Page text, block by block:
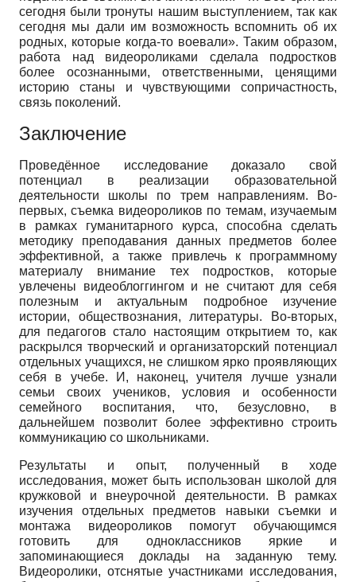
сегодня были тронуты нашим выступлением, так как
сегодня мы дали им возможность вспомнить об их
родных, которые когда-то воевали». Таким образом,
работа над видеороликами сделала подростков
более осознанными, ответственными, ценящими
историю станы и чувствующими сопричастность,
связь поколений.
Заключение
Проведённое исследование доказало свой
потенциал в реализации образовательной
деятельности школы по трем направлениям. Во-
первых, съемка видеороликов по темам, изучаемым
в рамках гуманитарного курса, способна сделать
методику преподавания данных предметов более
эффективной, а также привлечь к программному
материалу внимание тех подростков, которые
увлечены видеоблоггингом и не считают для себя
полезным и актуальным подробное изучение
истории, обществознания, литературы. Во-вторых,
для педагогов стало настоящим открытием то, как
раскрылся творческий и организаторский потенциал
отдельных учащихся, не слишком ярко проявляющих
себя в учебе. И, наконец, учителя лучше узнали
семьи своих учеников, условия и особенности
семейного воспитания, что, безусловно, в
дальнейшем позволит более эффективно строить
коммуникацию со школьниками.
Результаты и опыт, полученный в ходе
исследования, может быть использован школой для
кружковой и внеурочной деятельности. В рамках
изучения отдельных предметов навыки съемки и
монтажа видеороликов помогут обучающимся
готовить для одноклассников яркие и
запоминающиеся доклады на заданную тему.
Видеоролики, отснятые участниками исследования,